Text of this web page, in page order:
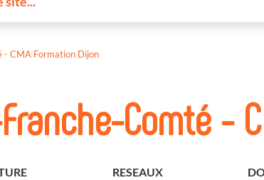
- CMA Formation Dijon
Comté -
RESEAUX